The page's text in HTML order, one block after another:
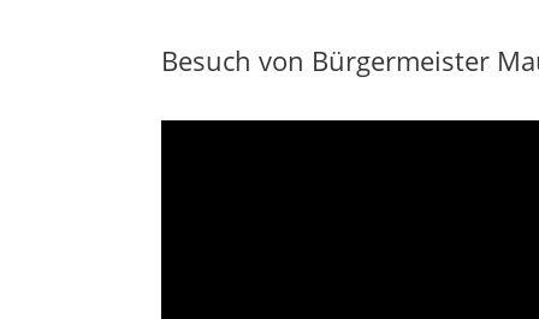
Besuch von Bürgermeister